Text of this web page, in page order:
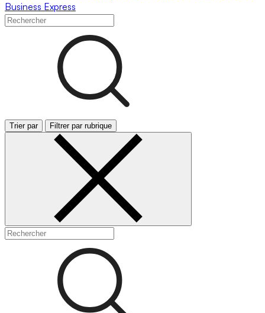
Business Express
Trier par Filtrer par rubrique